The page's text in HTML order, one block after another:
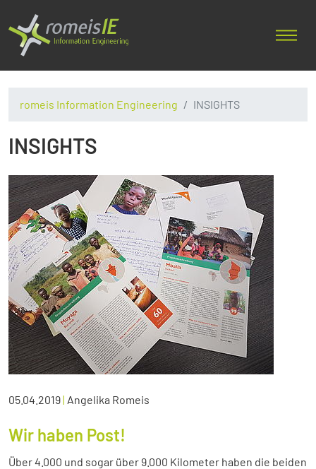
romeis Information Engineering INSIGHTS
INSIGHTS
05.04.2019| Angelika Romeis
Wir haben Post!
Über 4.000 und sogar über 9.000 Kilometer haben die beiden